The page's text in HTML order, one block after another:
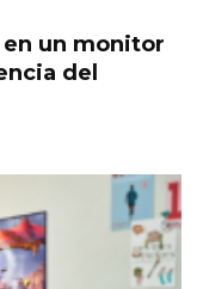
en un monitor
del